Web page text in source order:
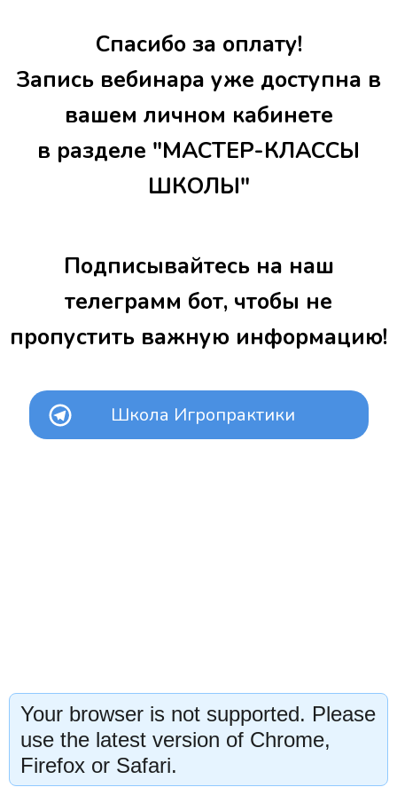
Спасибо за оплату!
Запись вебинара уже доступна в
вашем личном кабинете
в разделе "МАСТЕР-КЛАССЫ
ШКОЛЫ"
Подписывайтесь на наш
телеграмм бот, чтобы не
пропустить важную информацию!
Школа Игропрактики
Your browser is not supported. Please
use the latest version of Chrome,
Firefox or Safari.